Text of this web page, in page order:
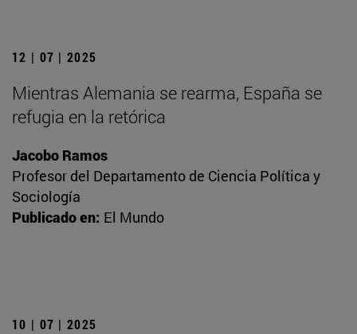
12 | 07 | 2025
Mientras Alemania se rearma, España se
refugia en la retórica
Jacobo Ramos
Profesor del Departamento de Ciencia Política y
Sociología
Publicado en: El Mundo
10 | 07 | 2025